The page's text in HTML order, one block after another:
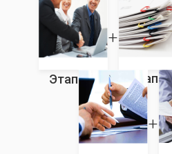
Этап 1 Этап 2